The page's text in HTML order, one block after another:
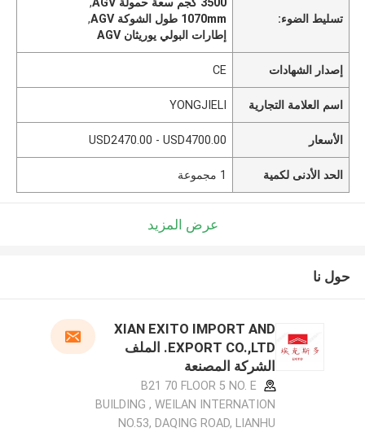
تسليط الضوء:
1070mm طول الشوكة AGV
,
إطارات البولي يوريثان AGV
إصدار الشهادات CE
اسم العلامة التجارية YONGJIELI
الأسعار USD2470.00 - USD4700.00
الحد الأدنى لكمية 1 مجموعة
عرض المزيد
حول نا
XIAN EXITO IMPORT AND
EXPORT CO.,LTD. الملف
الشركة المصنعة
B21 70 FLOOR 5 NO. E
BUILDING , WEILAN INTERNATION
NO.53, DAQING ROAD, LIANHU